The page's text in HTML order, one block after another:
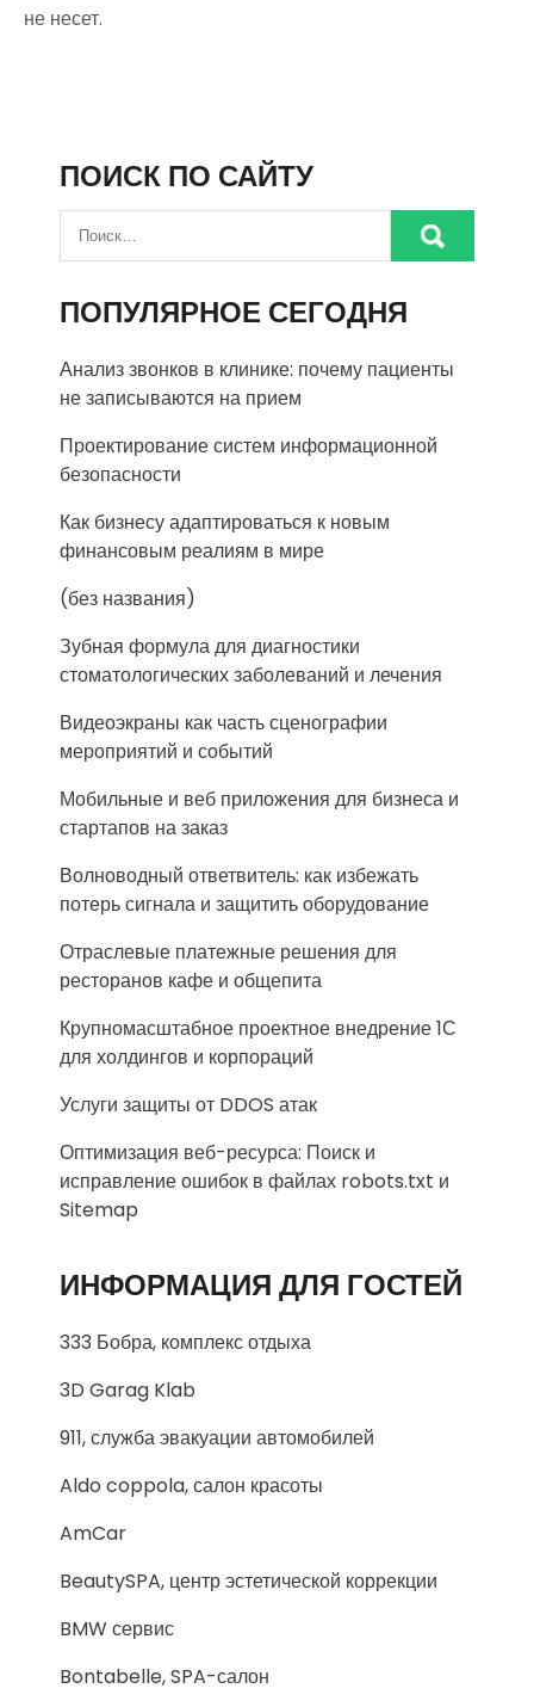
не несет.
ПОИСК ПО САЙТУ
ПОПУЛЯРНОЕ СЕГОДНЯ
Анализ звонков в клинике: почему пациенты
не записываются на прием
Проектирование систем информационной
безопасности
Как бизнесу адаптироваться к новым
финансовым реалиям в мире
(без названия)
Зубная формула для диагностики
стоматологических заболеваний и лечения
Видеоэкраны как часть сценографии
мероприятий и событий
Мобильные и веб приложения для бизнеса и
стартапов на заказ
Волноводный ответвитель: как избежать
потерь сигнала и защитить оборудование
Отраслевые платежные решения для
ресторанов кафе и общепита
Крупномасштабное проектное внедрение 1С
для холдингов и корпораций
Услуги защиты от DDOS атак
Оптимизация веб-ресурса: Поиск и
исправление ошибок в файлах robots.txt и
Sitemap
ИНФОРМАЦИЯ ДЛЯ ГОСТЕЙ
333 Бобра, комплекс отдыха
3D Garag Klab
911, служба эвакуации автомобилей
Aldo coppola, салон красоты
AmCar
BeautySPA, центр эстетической коррекции
BMW сервис
Bontabelle, SPA-салон